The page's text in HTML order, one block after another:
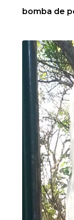
bomba de